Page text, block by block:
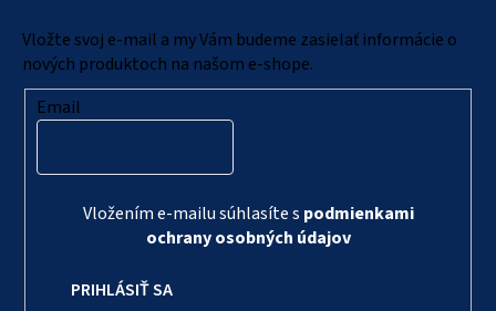
Vložte svoj e-mail a my Vám budeme zasielať informácie o
nových produktoch na našom e-shope.
Email
Vložením e-mailu súhlasíte s podmienkami
ochrany osobných údajov
PRIHLÁSIŤ SA